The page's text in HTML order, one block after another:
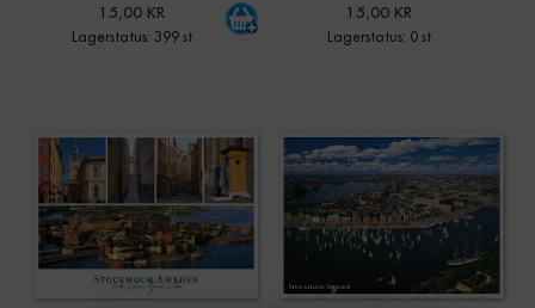
15,00 KR
Lagerstatus: 399 st
15,00 KR
Lagerstatus: 0 st